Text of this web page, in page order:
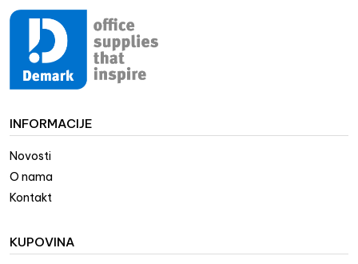
INFORMACIJE
Novosti
O nama
Kontakt
KUPOVINA